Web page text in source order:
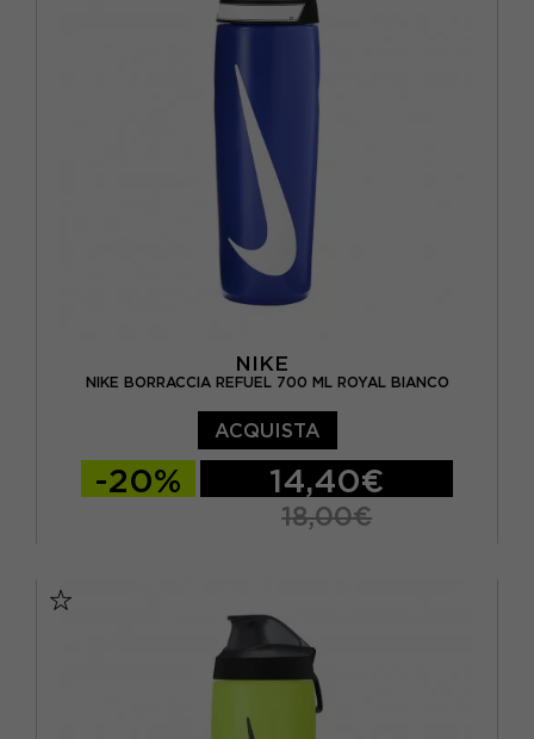
NIKE
NIKE BORRACCIA REFUEL 700 ML ROYAL BIANCO
ACQUISTA
-20% 14,40€
18,00€